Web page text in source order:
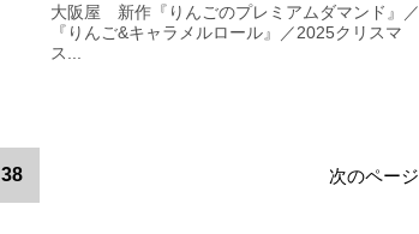
大阪屋 新作『りんごのプレミアムダマンド』／
『りんご&キャラメルロール』／2025クリスマ
ス...
38 次のページ